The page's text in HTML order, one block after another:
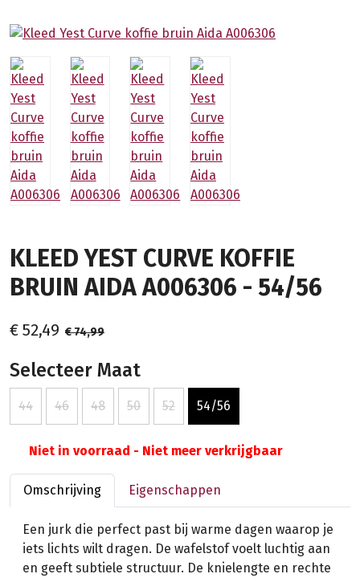
KLEED YEST CURVE KOFFIE
BRUIN AIDA A006306 - 54/56
€ 52,49 € 74,99
Selecteer Maat
44 46 48 50 52 54/56
Niet in voorraad - Niet meer verkrijgbaar
Omschrijving Eigenschappen
Een jurk die perfect past bij warme dagen waarop je
iets lichts wilt dragen. De wafelstof voelt luchtig aan
en geeft subtiele structuur. De knielengte en rechte